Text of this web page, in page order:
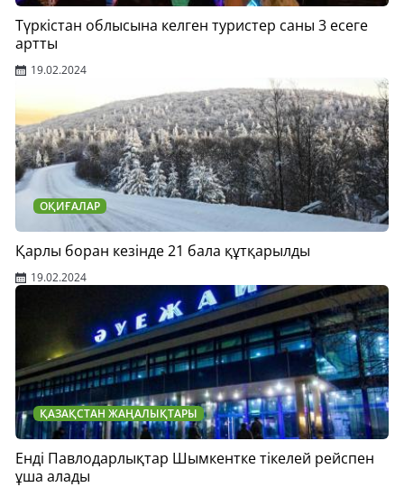
Түркістан облысына келген туристер саны 3 есеге
артты
19.02.2024
ОҚИҒАЛАР
Қарлы боран кезінде 21 бала құтқарылды
19.02.2024
ҚАЗАҚСТАН ЖАҢАЛЫҚТАРЫ
Енді Павлодарлықтар Шымкентке тікелей рейспен
ұша алады